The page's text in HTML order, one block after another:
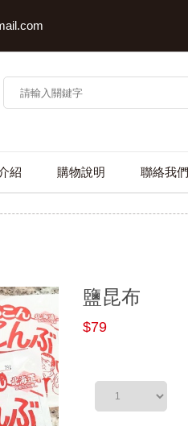
紹 購物說明 聯絡我們
鹽昆布
$79